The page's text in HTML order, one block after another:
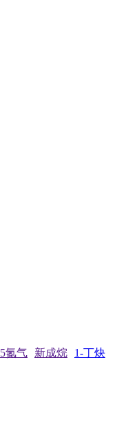
氮气 新成烷 1-丁炔